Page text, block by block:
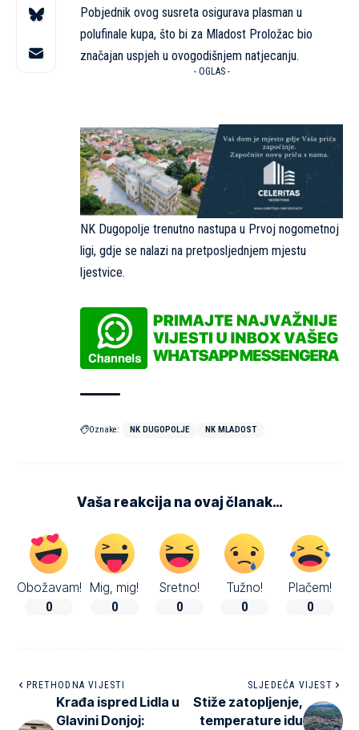
Pobjednik ovog susreta osigurava plasman u
polufinale kupa, što bi za Mladost Proložac bio
značajan uspjeh u ovogodišnjem natjecanju.
- OGLAS -
NK Dugopolje trenutno nastupa u Prvoj nogometnoj
ligi, gdje se nalazi na pretposljednjem mjestu
ljestvice.
Oznake: NK DUGOPOLJE NK MLADOST
Vaša reakcija na ovaj članak…
Obožavam!
0
Mig, mig!
0
Sretno!
0
Tužno!
0
Plačem!
0
PRETHODNA VIJESTI
Krađa ispred Lidla u
Glavini Donjoj:
SLJEDEĆA VIJEST
Stiže zatopljenje,
temperature idu